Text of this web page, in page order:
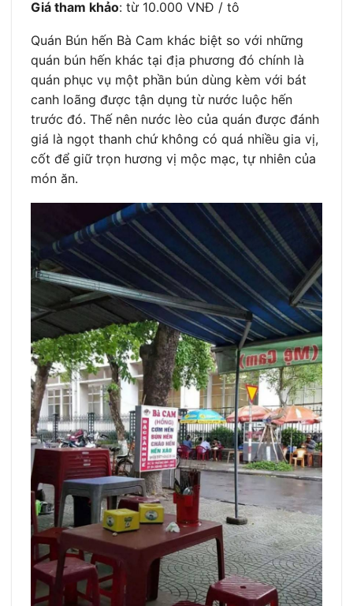
Giá tham khảo: từ 10.000 VNĐ / tô
Quán Bún hến Bà Cam khác biệt so với những
quán bún hến khác tại địa phương đó chính là
quán phục vụ một phần bún dùng kèm với bát
canh loãng được tận dụng từ nước luộc hến
trước đó. Thế nên nước lèo của quán được đánh
giá là ngọt thanh chứ không có quá nhiều gia vị,
cốt để giữ trọn hương vị mộc mạc, tự nhiên của
món ăn.